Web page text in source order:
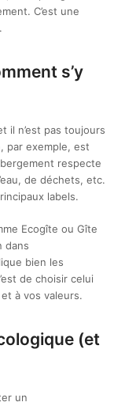
C’est une
s’y
il n’est pas toujours
par exemple, est
respecte
de déchets, etc.
labels.
Ecogîte ou Gîte
dans
bien les
de choisir celui
à vos valeurs.
(et
un